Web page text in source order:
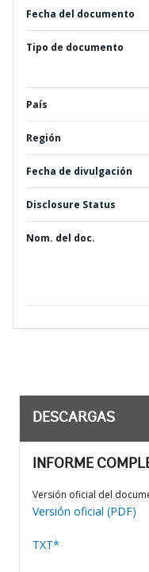
Fecha del documento
Tipo de documento
País
Región
Fecha de divulgación
Disclosure Status
Nom. del doc.
DESCARGAS
INFORME
Versión oficial del
Versión oficial (PDF)
TXT*